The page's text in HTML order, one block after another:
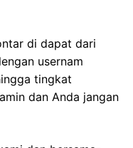
di dapat dari
usernam
tingkat
dan Anda jangan